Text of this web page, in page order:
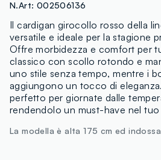
N.Art: 002506136
Il cardigan girocollo rosso della
versatile e ideale per la stagione
Offre morbidezza e comfort per
classico con scollo rotondo e
uno stile senza tempo, mentre i
aggiungono un tocco di
perfetto per giornate dalle
rendendolo un must-have nel tuo
La modella è alta 175 cm ed